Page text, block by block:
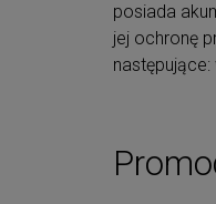
posiada
jej ochronę